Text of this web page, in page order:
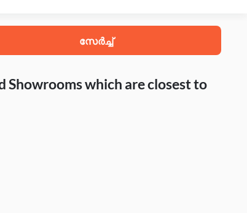
സേർച്ച്
which are closest to